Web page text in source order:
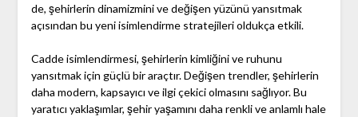
de, şehirlerin dinamizmini ve değişen yüzünü yansıtmak
açısından bu yeni isimlendirme stratejileri oldukça etkili.
Cadde isimlendirmesi, şehirlerin kimliğini ve ruhunu
yansıtmak için güçlü bir araçtır. Değişen trendler, şehirlerin
daha modern, kapsayıcı ve ilgi çekici olmasını sağlıyor. Bu
yaratıcı yaklaşımlar, şehir yaşamını daha renkli ve anlamlı hale